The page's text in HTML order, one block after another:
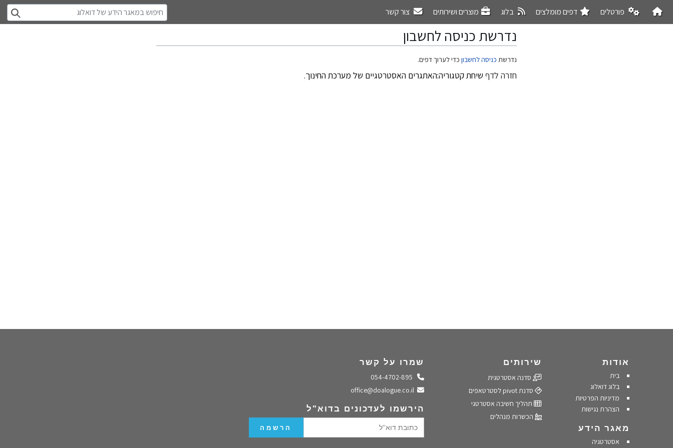
פורטלים דפים מומלצים בלוג מוצרים ושירותים צור קשר
נדרשת כניסה לחשבון
קפיצה
קפיצה
נדרשת כניסה לחשבון כדי לערוך דפים.
חזרה לדף שיחת קטגוריה:האתגרים האסטרטגיים של מערכת החינוך.
אודות
בית
בלוג דואלוג
מדיניות הפרטיות
הצהרת נגישות
מאגר הידע
אסטרטגיה
שירותים
סדנה אסטרטגית
סדנת pivot לסטרטאפים
תהליך חשיבה אסטרטגי
הכשרות מנהלים
שמרו על קשר
התקשרו אלינו
שלחו מייל
הירשמו לעדכונים בדוא"ל